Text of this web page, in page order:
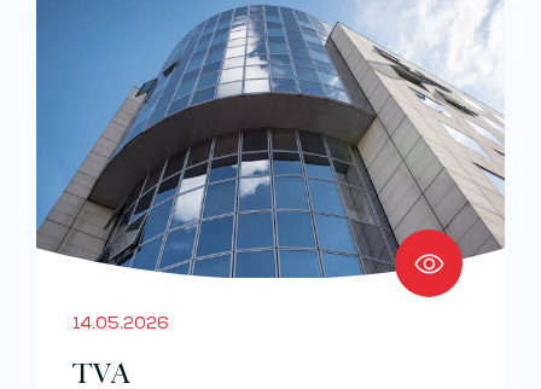
14.05.2026
TVA